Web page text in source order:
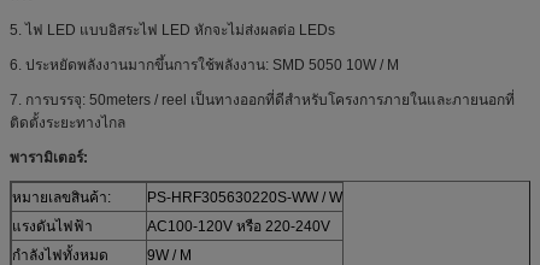
5. ไฟ LED แบบอิสระไฟ LED หักจะไม่ส่งผลต่อ LEDs
6. ประหยัดพลังงานมากขึ้นการใช้พลังงาน: SMD 5050 10W / M
7. การบรรจุ: 50meters / reel เป็นทางออกที่ดีสำหรับโครงการภายในและภายนอกที่
ติดตั้งระยะทางไกล
พารามิเตอร์:
หมายเลขสินค้า:
PS-HRF305630220S-WW / W
แรงดันไฟฟ้า
AC100-120V หรือ 220-240V
กำลังไฟทั้งหมด
9W / M